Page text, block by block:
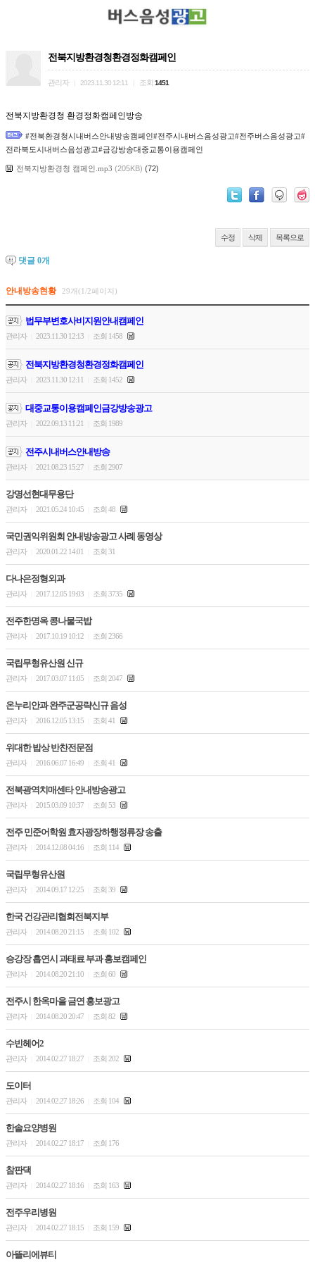
전북지방환경청환경정화캠페인
관리자 2023.11.30 12:11 조회 1451
전북지방환경청 환경정화캠페인방송
#전북환경청시내버스안내방송캠페인#전주시내버스음성광고#전주버스음성광고#
전라북도시내버스음성광고#금강방송대중교통이용캠페인
전북지방환경청 캠페인.mp3 (205KB) (72)
수정 삭제 목록으로
댓글 0개
안내방송현황 29개(1/2페이지)
법무부변호사비지원안내캠페인
관리자 2023.11.30 12:13 조회 1458
전북지방환경청환경정화캠페인
관리자 2023.11.30 12:11 조회 1452
대중교통이용캠페인금강방송광고
관리자 2022.09.13 11:21 조회 1989
전주시내버스안내방송
관리자 2021.08.23 15:27 조회 2907
강명선현대무용단
관리자 2021.05.24 10:45 조회 48
국민권익위원회 안내방송광고 사례 동영상
관리자 2020.01.22 14:01 조회 31
다나은정형외과
관리자 2017.12.05 19:03 조회 3735
전주한명옥 콩나물국밥
관리자 2017.10.19 10:12 조회 2366
국립무형유산원 신규
관리자 2017.03.07 11:05 조회 2047
온누리안과 완주군공략신규 음성
관리자 2016.12.05 13:15 조회 41
위대한 밥상 반찬전문점
관리자 2016.06.07 16:49 조회 41
전북광역치매센타 안내방송광고
관리자 2015.03.09 10:37 조회 53
전주 민준어학원 효자광장하행정류장 송출
관리자 2014.12.08 04:16 조회 114
국립무형유산원
관리자 2014.09.17 12:25 조회 39
한국 건강관리협회전북지부
관리자 2014.08.20 21:15 조회 102
승강장 흡연시 과태료 부과 홍보캠페인
관리자 2014.08.20 21:10 조회 60
전주시 한옥마을 금연 홍보광고
관리자 2014.08.20 20:47 조회 82
수빈헤어2
관리자 2014.02.27 18:27 조회 202
도이터
관리자 2014.02.27 18:26 조회 104
한솔요양병원
관리자 2014.02.27 18:17 조회 176
참판댁
관리자 2014.02.27 18:16 조회 163
전주우리병원
관리자 2014.02.27 18:15 조회 159
아뜰리에뷰티